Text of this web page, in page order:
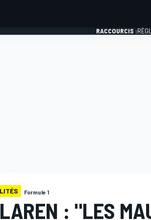
RACCOURCIS :
Formule 1
: "LES